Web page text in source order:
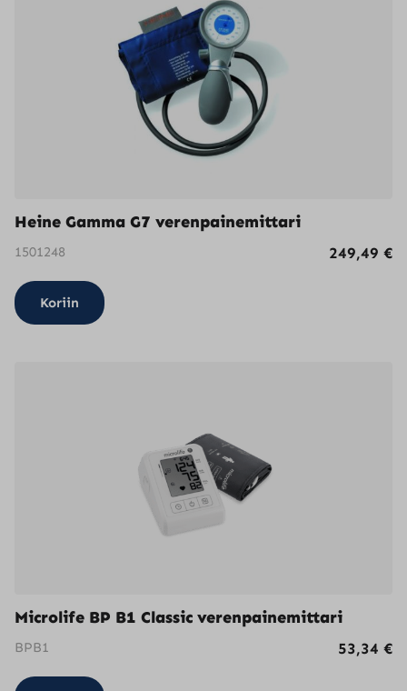
Heine Gamma G7 verenpainemittari
1501248 249,49 €
Koriin
Microlife BP B1 Classic verenpainemittari
BPB1 53,34 €